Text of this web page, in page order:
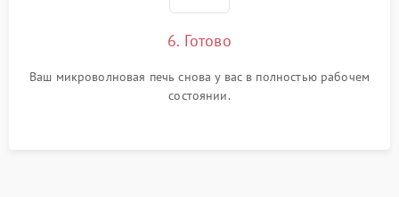
6. Готово
Ваш микроволновая печь снова у вас в полностью рабочем
состоянии.